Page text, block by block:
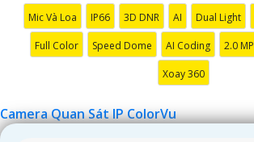
Mic Và Loa IP66 3D DNR AI Dual Light
Full Color Speed Dome AI Coding 2.0 MP
Xoay 360
Camera Quan Sát IP ColorVu